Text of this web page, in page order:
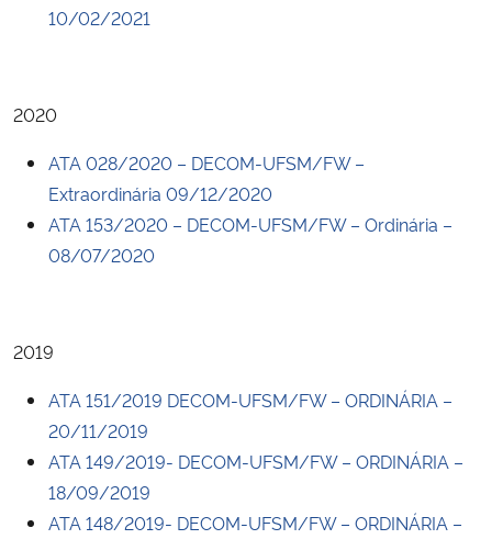
10/02/2021
2020
ATA 028/2020 – DECOM-UFSM/FW –
Extraordinária 09/12/2020
ATA 153/2020 – DECOM-UFSM/FW – Ordinária –
08/07/2020
2019
ATA 151/2019 DECOM-UFSM/FW – ORDINÁRIA –
20/11/2019
ATA 149/2019- DECOM-UFSM/FW – ORDINÁRIA –
18/09/2019
ATA 148/2019- DECOM-UFSM/FW – ORDINÁRIA –